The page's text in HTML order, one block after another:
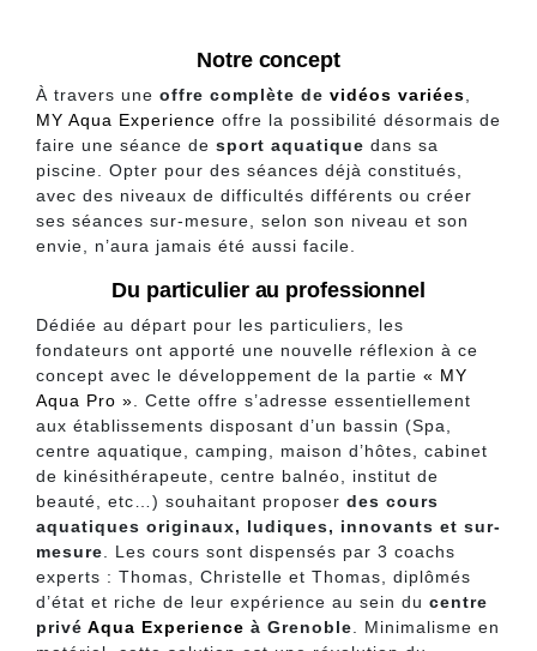
Notre concept
À travers une offre complète de vidéos variées
MY Aqua Experience offre la possibilité désormais de
faire une séance de sport aquatique dans sa
piscine. Opter pour des séances déjà constitués,
avec des niveaux de difficultés différents ou créer
ses séances sur-mesure, selon son niveau et son
envie, n’aura jamais été aussi facile.
Du particulier au professionnel
Dédiée au départ pour les particuliers, les
fondateurs ont apporté une nouvelle réflexion à ce
concept avec le développement de la partie « MY
Aqua Pro » . Cette offre s’adresse essentiellement
aux établissements disposant d’un bassin (Spa,
centre aquatique, camping, maison d’hôtes, cabinet
de kinésithérapeute, centre balnéo, institut de
beauté, etc…) souhaitant proposer des cours
aquatiques originaux, ludiques, innovants et sur-
mesure . Les cours sont dispensés par 3 coachs
experts : Thomas, Christelle et Thomas, diplômés
d’état et riche de leur expérience au sein du centre
privé Aqua Experience à Grenoble . Minimalisme en